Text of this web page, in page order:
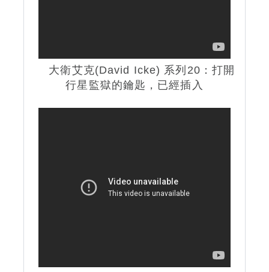
大衛艾克(David Icke) 系列20：打開
行星監獄的鑰匙，已經插入